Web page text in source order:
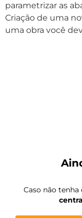
parametrizar as
Criação de uma
uma obra você
Caso não